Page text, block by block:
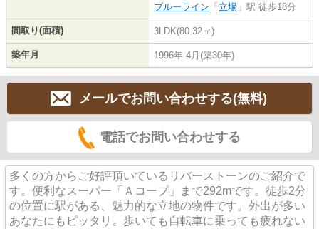
ブルーライン 「 立場 」駅 徒歩18分
間取り(面積) 3LDK(80.32㎡)
築年月 1996年 4月(築30年)
メールでお問い合わせする(無料)
電話でお問い合わせする
多くの方からご好評頂いているリバーストーンのご紹介で
す。便利なスーパー「Ａコープ」まで292mです。徒歩2分
の位置に駅がある、魅力的な立地の物件です。外出が多い
あなたにもピッタリ。歩いても自転車に乗っても疲れない